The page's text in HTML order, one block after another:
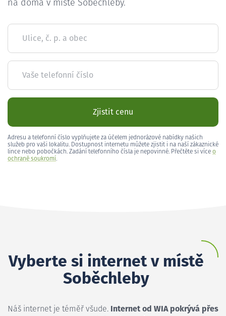
na doma v místě Soběchleby.
Ulice, č. p. a obec
Vaše telefonní číslo
Zjistit cenu
Adresu a telefonní číslo vyplňujete za účelem jednorázové nabídky našich
služeb pro vaši lokalitu. Dostupnost internetu můžete zjistit i na naší zákaznické
lince nebo pobočkách. Zadání telefonního čísla je nepovinné. Přečtěte si více o
ochraně soukromí.
Vyberte si internet v místě
Soběchleby
Náš internet je téměř všude. Internet od WIA pokrývá přes